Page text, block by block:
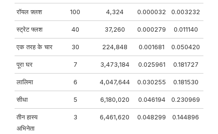
रॉयल फ़्लश 100 4,324 0.000032 0.003232
स्ट्रेट फ्लश 40 37,260 0.000279 0.011140
एक तरह के चार 30 224,848 0.001681 0.050420
पूरा घर 7 3,473,184 0.025961 0.181727
लालिमा 6 4,047,644 0.030255 0.181530
सीधा 5 6,180,020 0.046194 0.230969
तीन हास्य
अभिनेता
3 6,461,620 0.048299 0.144896